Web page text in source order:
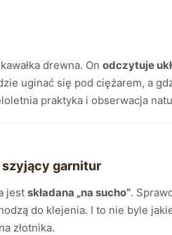
drewna. On odczytuje
uginać się pod ciężarem, a
praktyka i obserwacja
szyjący garnitur
jest składana „na sucho”.
do klejenia. I to nie byle
złotnika.